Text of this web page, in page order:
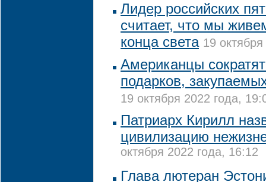
Лидер российских
считает, что мы
конца света 19
Американцы
подарков,
19 октября 2022 года,
Патриарх Кирилл
цивилизацию
октября 2022 года, 16:12
Глава лютеран